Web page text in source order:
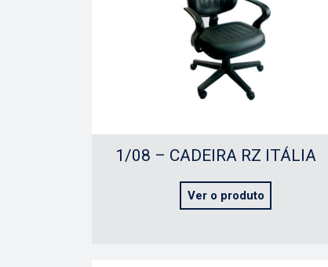
1/08 – CADEIRA RZ ITÁLIA
Ver o produto